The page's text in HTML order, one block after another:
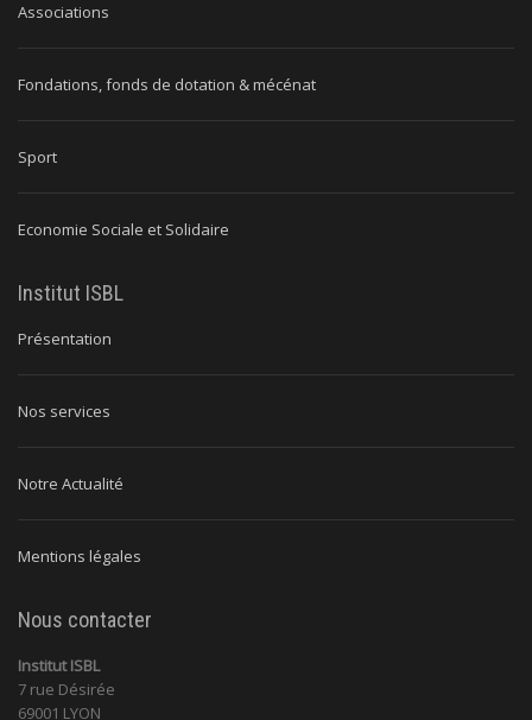
Associations
Fondations, fonds de dotation & mécénat
Sport
Economie Sociale et Solidaire
Institut ISBL
Présentation
Nos services
Notre Actualité
Mentions légales
Nous contacter
Institut ISBL
7 rue Désirée
69001 LYON